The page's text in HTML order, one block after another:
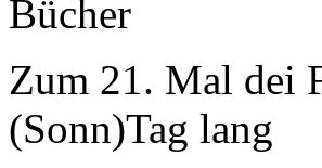
Zum 21. Mal dei
(Sonn)Tag lang